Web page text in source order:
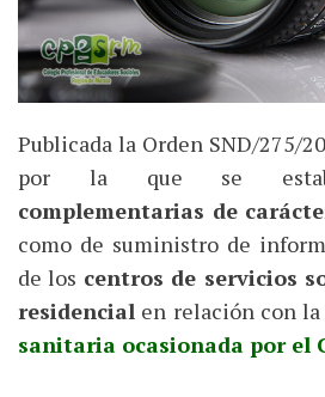
Publicada la Orden SND/275/
por la que se
complementarias de
como de suministro de
de los centros de servicios
residencial en relación con
sanitaria ocasionada por el